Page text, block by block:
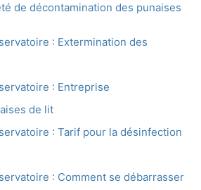
de décontamination des punaises
: Extermination des
: Entreprise
de lit
: Tarif pour la désinfection
: Comment se débarrasser